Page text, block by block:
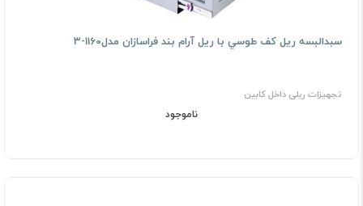
ﺳﺒﺪاﻟﺒﺴﻪ رﻳﻞ ﻛﻒ ﻃﻮﺳﻲ ﺑﺎ رﻳﻞ آرام بند فراسازان مدل1160-3
تجهیزات ریلی داخل کابین
ناموجود